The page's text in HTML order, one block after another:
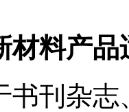
材料产
书刊杂